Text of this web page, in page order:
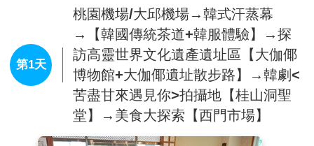
第1天
桃園機場/大邱機場→韓式汗蒸幕
→【韓國傳統茶道+韓服體驗】→探
訪高靈世界文化遺產遺址區【大伽倻
博物館+大伽倻遺址散步路】→韓劇<
苦盡甘來遇見你>拍攝地【桂山洞聖
堂】→美食大探索【西門市場】